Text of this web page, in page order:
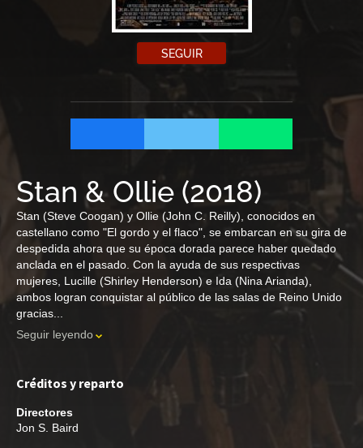
SEGUIR
Stan & Ollie (2018)
Stan (Steve Coogan) y Ollie (John C. Reilly), conocidos en
castellano como "El gordo y el flaco", se embarcan en su gira de
despedida ahora que su época dorada parece haber quedado
anclada en el pasado. Con la ayuda de sus respectivas
mujeres, Lucille (Shirley Henderson) e Ida (Nina Arianda),
ambos logran conquistar al público de las salas de Reino Unido
gracias...
Seguir leyendo
Créditos y reparto
Directores
Jon S. Baird